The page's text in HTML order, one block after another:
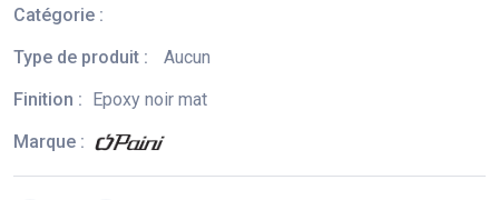
Catégorie :
Type de produit :
Aucun
Finition : Epoxy noir mat
Marque :